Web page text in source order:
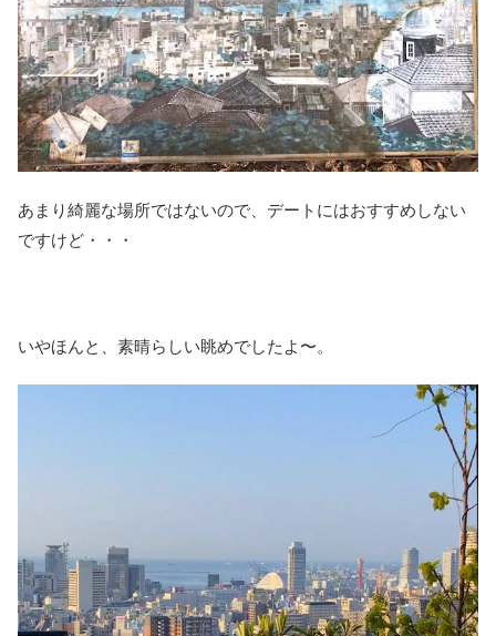
あまり綺麗な場所ではないので、デートにはおすすめしない
ですけど・・・
いやほんと、素晴らしい眺めでしたよ〜。